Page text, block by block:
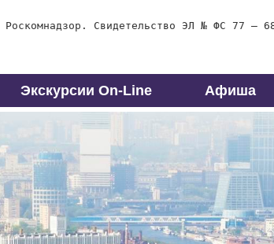
Роскомнадзор. Свидетельство ЭЛ № ФС 77 –
Экскурсии On-Line Афиша